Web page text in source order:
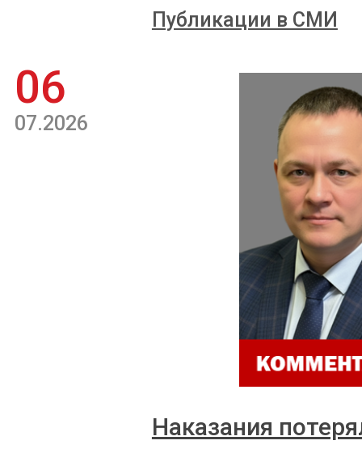
Публикации в СМИ
06
07.2026
Наказания